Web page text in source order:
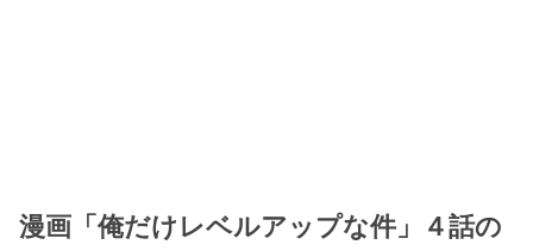
漫画「俺だけレベルアップな件」４話の